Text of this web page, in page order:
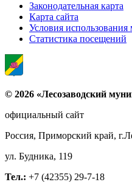
Законодательная карта
Карта сайта
Условия использования
Статистика посещений
© 2026 «Лесозаводский
официальный сайт
Россия, Приморский край,
ул. Будника, 119
Тел.: +7 (42355) 29-7-18